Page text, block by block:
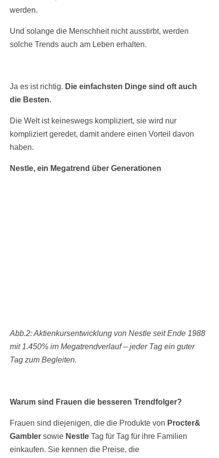
werden.
Und solange die Menschheit nicht ausstirbt, werden
solche Trends auch am Leben erhalten.
Ja es ist richtig. Die einfachsten Dinge sind oft auch
die Besten.
Die Welt ist keineswegs kompliziert, sie wird nur
kompliziert geredet, damit andere einen Vorteil davon
haben.
Nestle, ein Megatrend über Generationen
Abb.2: Aktienkursentwicklung von Nestle seit Ende 1988
mit 1.450% im Megatrendverlauf – jeder Tag ein guter
Tag zum Begleiten.
Warum sind Frauen die besseren Trendfolger?
Frauen sind diejenigen, die die Produkte von Procter&
Gambler sowie Nestle Tag für Tag für ihre Familien
einkaufen. Sie kennen die Preise, die